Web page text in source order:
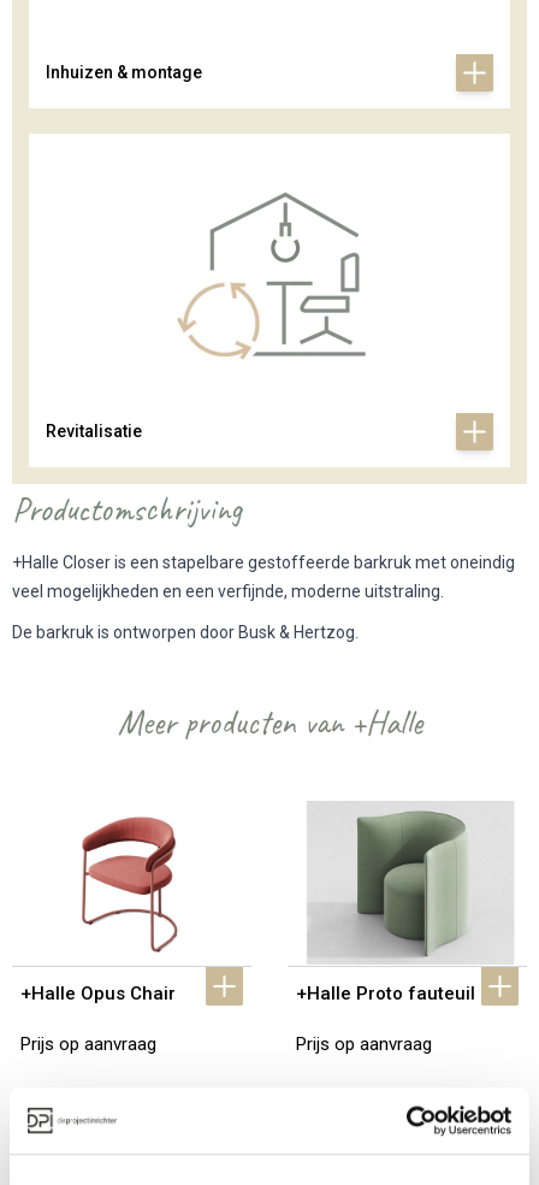
Inhuizen & montage
Revitalisatie
Productomschrijving
+Halle Closer is een stapelbare gestoffeerde barkruk met oneindig
veel mogelijkheden en een verfijnde, moderne uitstraling.
De barkruk is ontworpen door Busk & Hertzog.
Meer producten van +Halle
+Halle Opus Chair
Prijs op aanvraag
+Halle Proto fauteuil
Prijs op aanvraag
Bekijk alles van +Halle